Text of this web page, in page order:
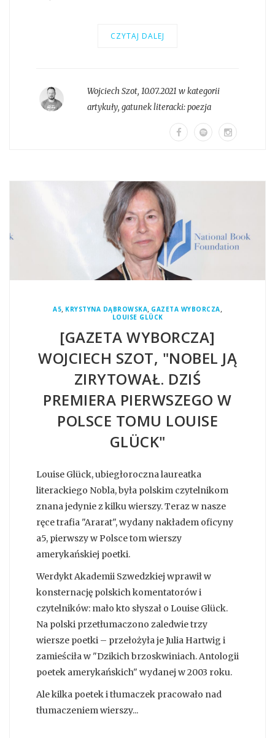
CZYTAJ DALEJ
Wojciech Szot, 10.07.2021 w kategorii
artykuły, gatunek literacki:poezja
A5, KRYSTYNA DĄBROWSKA, GAZETA WYBORCZA,
LOUISE GLÜCK
[GAZETA WYBORCZA]
WOJCIECH SZOT, "NOBEL JĄ
ZIRYTOWAŁ. DZIŚ
PREMIERA PIERWSZEGO W
POLSCE TOMU LOUISE
GLÜCK"
Louise Glück, ubiegłoroczna laureatka
literackiego Nobla, była polskim czytelnikom
znana jedynie z kilku wierszy. Teraz w nasze
ręce trafia "Ararat", wydany nakładem oficyny
a5, pierwszy w Polsce tom wierszy
amerykańskiej poetki.
Werdykt Akademii Szwedzkiej wprawił w
konsternację polskich komentatorów i
czytelników: mało kto słyszał o Louise Glück.
Na polski przetłumaczono zaledwie trzy
wiersze poetki – przełożyła je Julia Hartwig i
zamieściła w "Dzikich brzoskwiniach. Antologii
poetek amerykańskich" wydanej w 2003 roku.
Ale kilka poetek i tłumaczek pracowało nad
tłumaczeniem wierszy...